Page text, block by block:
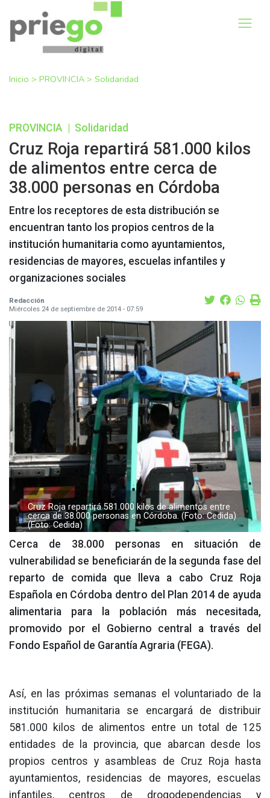
Inicio > PROVINCIA > Solidaridad
PROVINCIA Solidaridad
Cruz Roja repartirá 581.000 kilos
de alimentos entre cerca de
38.000 personas en Córdoba
Entre los receptores de esta distribución se
encuentran tanto los propios centros de la
institución humanitaria como ayuntamientos,
residencias de mayores, escuelas infantiles y
organizaciones sociales
Redacción
Miércoles 24 de septiembre de 2014 - 07:59
Cruz Roja repartirá 581.000 kilos de alimentos entre
cerca de 38.000 personas en Córdoba. (Foto: Cedida)
(Foto: Cedida)
Cerca de 38.000 personas en situación de
vulnerabilidad se beneficiarán de la segunda fase del
reparto de comida que lleva a cabo Cruz Roja
Española en Córdoba dentro del Plan 2014 de ayuda
alimentaria para la población más necesitada,
promovido por el Gobierno central a través del
Fondo Español de Garantía Agraria (FEGA).
Así, en las próximas semanas el voluntariado de la
institución humanitaria se encargará de distribuir
581.000 kilos de alimentos entre un total de 125
entidades de la provincia, que abarcan desde los
propios centros y asambleas de Cruz Roja hasta
ayuntamientos, residencias de mayores, escuelas
infantiles, centros de drogodependencias y